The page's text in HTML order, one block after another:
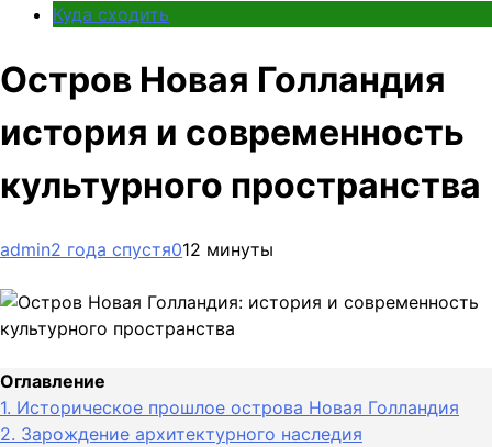
Куда сходить
Остров Новая Голландия
история и современность
культурного пространства
admin2 года спустя012 минуты
Оглавление
1. Историческое прошлое острова Новая Голландия
2. Зарождение архитектурного наследия